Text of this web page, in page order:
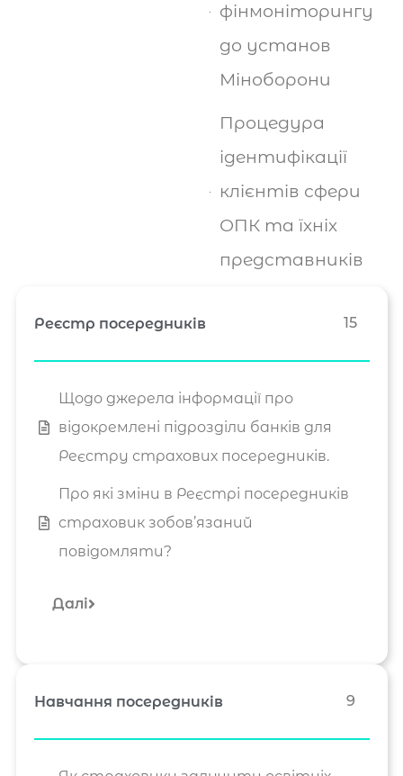
фінмоніторингу
до установ
Міноборони
Процедура
ідентифікації
клієнтів сфери
ОПК та їхніх
представників
Реєстр посередників 15
Щодо джерела інформації про
відокремлені підрозділи банків для
Реєстру страхових посередників.
Про які зміни в Реєстрі посередників
страховик зобов’язаний
повідомляти?
Далі
Навчання посередників 9